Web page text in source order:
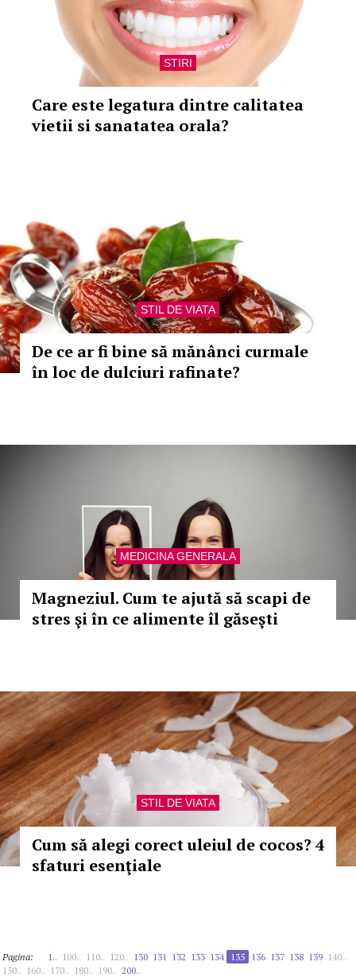
STIRI
Care este legatura dintre calitatea
vietii si sanatatea orala?
STIL DE VIATA
De ce ar fi bine să mănânci curmale
în loc de dulciuri rafinate?
MEDICINA GENERALA
Magneziul. Cum te ajută să scapi de
stres şi în ce alimente îl găseşti
STIL DE VIATA
Cum să alegi corect uleiul de cocos? 4
sfaturi esenţiale
Pagina: 1.. 100.. 110.. 120.. 130 131 132 133 134 135 136 137 138 139 140..
150.. 160.. 170.. 180.. 190.. 200..